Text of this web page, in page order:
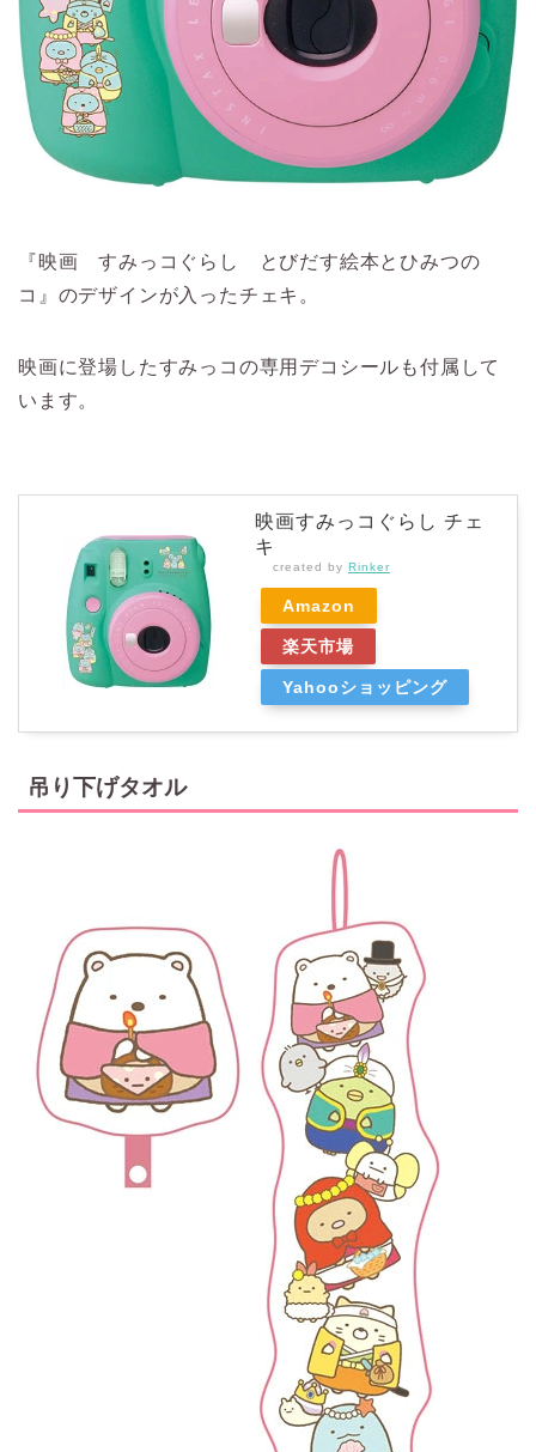
『映画 すみっコぐらし とびだす絵本とひみつの
コ』のデザインが入ったチェキ。
映画に登場したすみっコの専用デコシールも付属して
います。
映画すみっコぐらし チェ
キ
created by Rinker
Amazon
楽天市場
Yahooショッピング
吊り下げタオル